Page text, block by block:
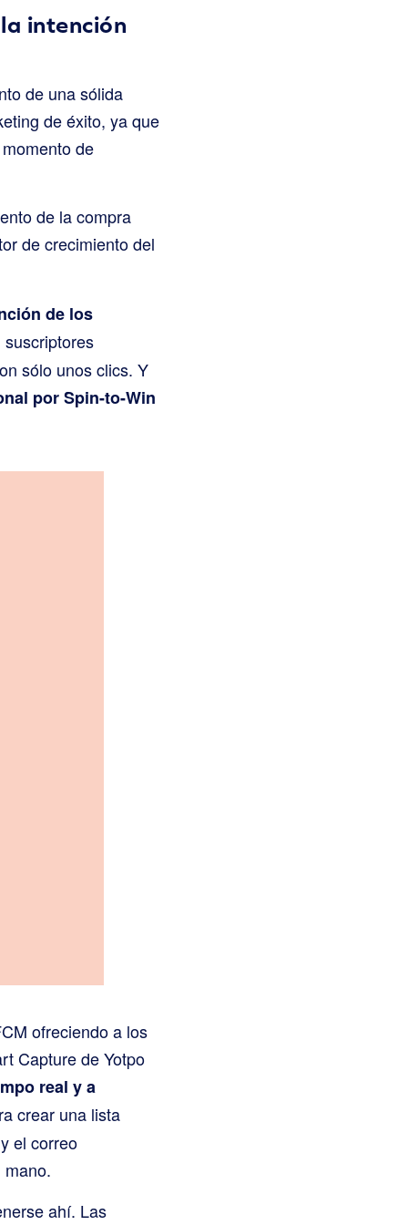
intención
de una sólida
de éxito, ya que
de
de la compra
de crecimiento del
de los
sólo unos clics. Y
por Spin-to-Win
ofreciendo a los
Capture de Yotpo
real y a
crear una lista
el correo
ahí. Las